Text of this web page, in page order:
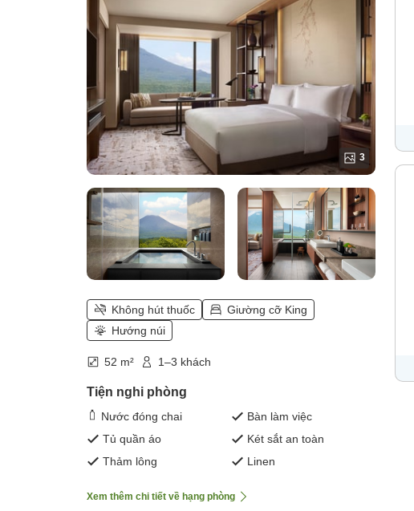
3
Không hút thuốc
Giường cỡ King
Hướng núi
52 m² 1–3 khách
Tiện nghi phòng
Nước đóng chai
Bàn làm việc
Tủ quần áo
Két sắt an toàn
Thảm lông
Linen
Xem thêm chi tiết về hạng phòng